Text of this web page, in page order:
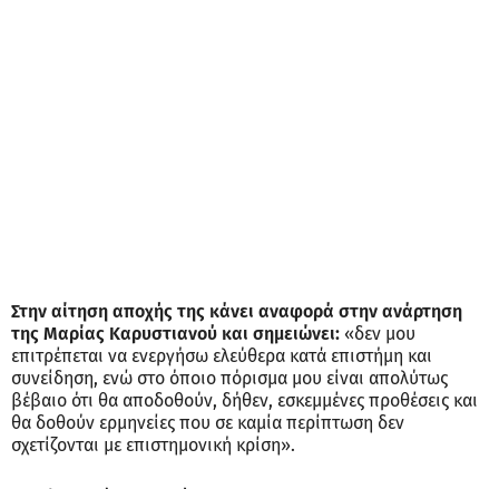
Στην αίτηση αποχής της κάνει αναφορά στην ανάρτηση
της Μαρίας Καρυστιανού και σημειώνει: «δεν μου
επιτρέπεται να ενεργήσω ελεύθερα κατά επιστήμη και
συνείδηση, ενώ στο όποιο πόρισμα μου είναι απολύτως
βέβαιο ότι θα αποδοθούν, δήθεν, εσκεμμένες προθέσεις και
θα δοθούν ερμηνείες που σε καμία περίπτωση δεν
σχετίζονται με επιστημονική κρίση».